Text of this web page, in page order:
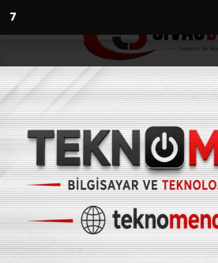
6
Anasayfa Yaşam
Orman şeflerine
YAŞAM
(İHA) - İhlas Haber Ajansı | 31.08.2024 -
- 14:55
Orman şeflerine dron